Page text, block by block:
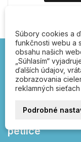
dverové
zámky, čísla
petlice
Súbory cookies a
funkčnosti webu a
obsahu našich
„Súhlasím“
ďalších údajov,
zobrazovania
reklamných
Podrobné